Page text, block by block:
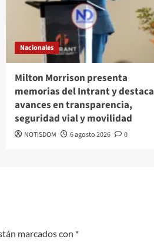
Nacionales
Milton Morrison presenta
memorias del Intrant y destaca
avances en transparencia,
seguridad vial y movilidad
NOTISDOM 6 agosto 2026 0
marcados con *